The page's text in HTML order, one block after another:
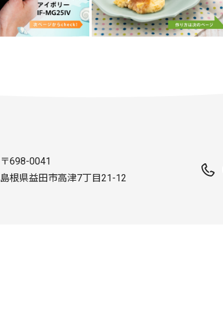
〒698-0041
島根県益田市高津7丁目21-12